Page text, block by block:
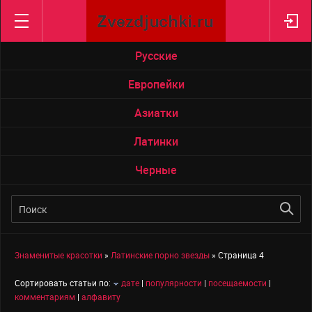
Трансексуалы
Черненькие
Китай
Индия
Филлипины
Израиль
ЕВРОПА
Русские
Европейки
Азиатки
Латинки
Черные
Знаменитые красотки » Латинские порно звезды» Страница 4
Сортировать статьи по: дате | популярности | посещаемости |
комментариям | алфавиту